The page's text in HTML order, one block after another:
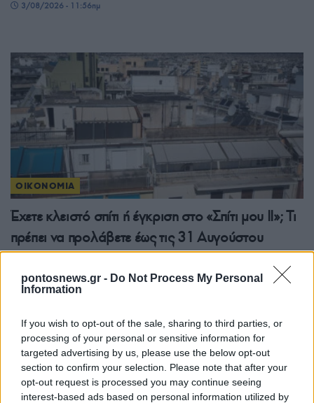
pontosnews.gr - Do Not Process My Personal
Information
If you wish to opt-out of the sale, sharing to third parties, or
processing of your personal or sensitive information for
targeted advertising by us, please use the below opt-out
section to confirm your selection. Please note that after your
opt-out request is processed you may continue seeing
interest-based ads based on personal information utilized by
3/08/2026 - 11:56πμ
ΟΙΚΟΝΟΜΙΑ
Έχετε κλειστό σπίτι ή έγκριση στο «Σπίτι μου ΙΙ»; Τι
πρέπει να προλάβετε έως τις 31 Αυγούστου
1/08/2026 - 10:33πμ